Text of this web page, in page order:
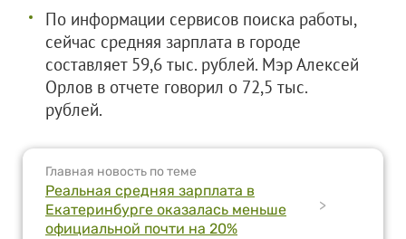
По информации сервисов поиска работы,
сейчас средняя зарплата в городе
составляет 59,6 тыс. рублей. Мэр Алексей
Орлов в отчете говорил о 72,5 тыс.
рублей.
Главная новость по теме
Реальная средняя зарплата в
Екатеринбурге оказалась меньше
официальной почти на 20%
>